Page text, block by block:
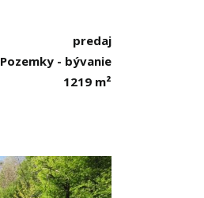
predaj
Pozemky - bývanie
1219 m²